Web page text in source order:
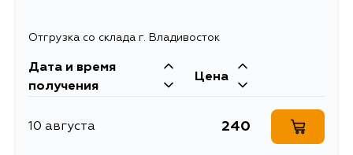
4 сентября
Отгрузка со склада г. Владивосток
Дата и время
получения
Цена
10 августа 240